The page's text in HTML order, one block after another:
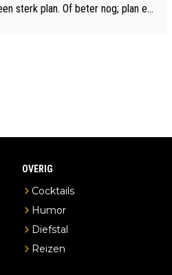
beter nog; plan ee
OVERIG
Cocktails
Humor
Diefstal
Reizen